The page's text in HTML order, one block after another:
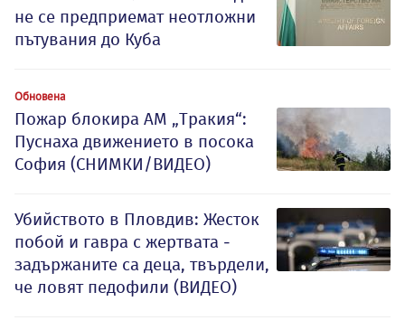
не се предприемат неотложни
пътувания до Куба
Обновена
Пожар блокира АМ „Тракия“:
Пуснаха движението в посока
София (СНИМКИ/ВИДЕО)
Убийството в Пловдив: Жесток
побой и гавра с жертвата -
задържаните са деца, твърдели,
че ловят педофили (ВИДЕО)